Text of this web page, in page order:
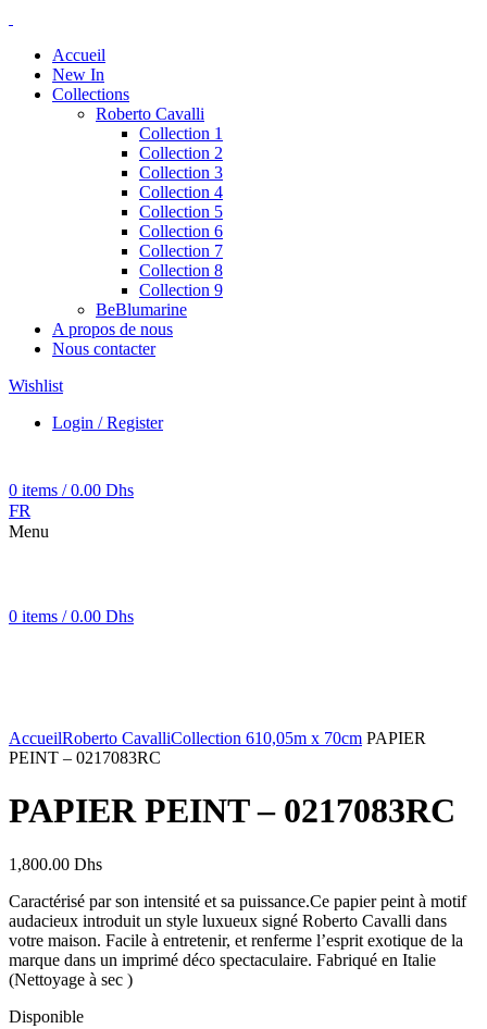
Accueil
New In
Collections
Roberto Cavalli
Collection 1
Collection 2
Collection 3
Collection 4
Collection 5
Collection 6
Collection 7
Collection 8
Collection 9
BeBlumarine
A propos de nous
Nous contacter
Wishlist
Login / Register
0 items / 0.00 Dhs
FR
Menu
0 items / 0.00 Dhs
AccueilRoberto CavalliCollection 610,05m x 70cm PAPIER
PEINT – 0217083RC
PAPIER PEINT – 0217083RC
1,800.00 Dhs
Caractérisé par son intensité et sa puissance.Ce papier peint à motif
audacieux introduit un style luxueux signé Roberto Cavalli dans
votre maison. Facile à entretenir, et renferme l’esprit exotique de la
marque dans un imprimé déco spectaculaire. Fabriqué en Italie
(Nettoyage à sec )
Disponible